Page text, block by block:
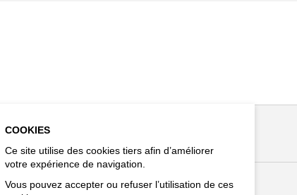
COOKIES
Ce site utilise des cookies tiers afin d’améliorer
votre expérience de navigation.
Vous pouvez accepter ou refuser l’utilisation de ces